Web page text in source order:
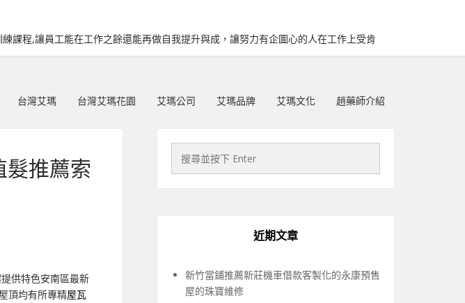
課程,讓員工能在工作之餘還能再做自我提升與成，讓努力有企圖心的人在工作上受肯
台灣艾瑪 台灣艾瑪花園 艾瑪公司 艾瑪品牌 艾瑪文化 趙藥師介紹
推薦索
提供特色安南區最新
頂均有所專精屋瓦
近期文章
新竹當鋪推薦新莊機車借款客製化的永康預售
屋的珠寶維修